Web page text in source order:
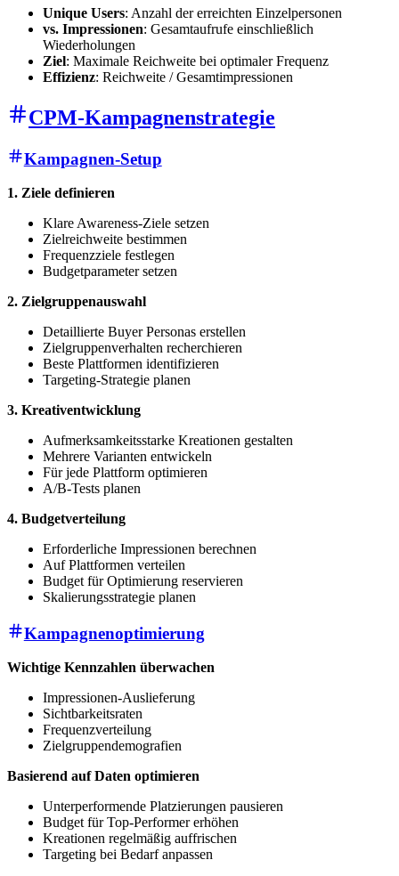
Unique Users: Anzahl der erreichten Einzelpersonen
vs. Impressionen: Gesamtaufrufe einschließlich
Wiederholungen
Ziel: Maximale Reichweite bei optimaler Frequenz
Effizienz: Reichweite / Gesamtimpressionen
CPM-Kampagnenstrategie
Kampagnen-Setup
1. Ziele definieren
Klare Awareness-Ziele setzen
Zielreichweite bestimmen
Frequenzziele festlegen
Budgetparameter setzen
2. Zielgruppenauswahl
Detaillierte Buyer Personas erstellen
Zielgruppenverhalten recherchieren
Beste Plattformen identifizieren
Targeting-Strategie planen
3. Kreativentwicklung
Aufmerksamkeitsstarke Kreationen gestalten
Mehrere Varianten entwickeln
Für jede Plattform optimieren
A/B-Tests planen
4. Budgetverteilung
Erforderliche Impressionen berechnen
Auf Plattformen verteilen
Budget für Optimierung reservieren
Skalierungsstrategie planen
Kampagnenoptimierung
Wichtige Kennzahlen überwachen
Impressionen-Auslieferung
Sichtbarkeitsraten
Frequenzverteilung
Zielgruppendemografien
Basierend auf Daten optimieren
Unterperformende Platzierungen pausieren
Budget für Top-Performer erhöhen
Kreationen regelmäßig auffrischen
Targeting bei Bedarf anpassen